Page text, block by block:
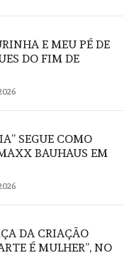
E MEU PÉ DE
DO FIM DE
SEGUE COMO
BAUHAUS EM
DA CRIAÇÃO
É MULHER”, NO